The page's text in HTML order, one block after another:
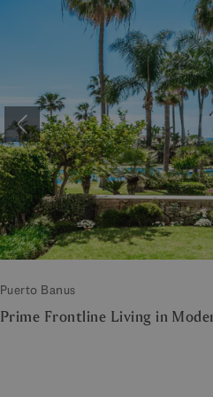
Föregående
Puerto Banus
Prime Frontline Living in